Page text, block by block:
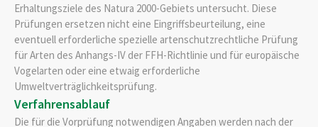
Erhaltungsziele des Natura 2000-Gebiets untersucht. Diese
Prüfungen ersetzen nicht eine Eingriffsbeurteilung, eine
eventuell erforderliche spezielle artenschutzrechtliche Prüfung
für Arten des Anhangs-IV der FFH-Richtlinie und für europäische
Vogelarten oder eine etwaig erforderliche
Umweltverträglichkeitsprüfung.
Verfahrensablauf
Die für die Vorprüfung notwendigen Angaben werden nach der